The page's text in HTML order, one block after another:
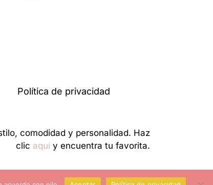
Política de privacidad
comodidad y personalidad. Haz
clic aquí y encuentra tu favorita.